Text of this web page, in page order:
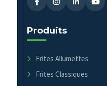
Produits
Frites Allumettes
Frites Classiques